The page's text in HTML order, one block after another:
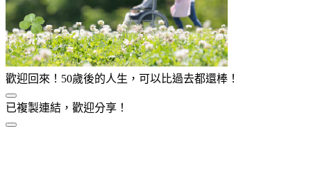
歡迎回來！50歲後的人生，可以比過去都還棒！
已複製連結，歡迎分享！